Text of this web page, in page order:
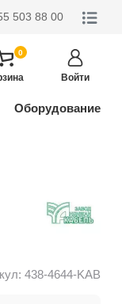
503 88 00
0
Войти
Оборудование
438-4644-KAB